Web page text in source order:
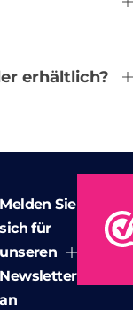
erhältlich?
Melden Sie
sich für
unseren
Newsletter
an